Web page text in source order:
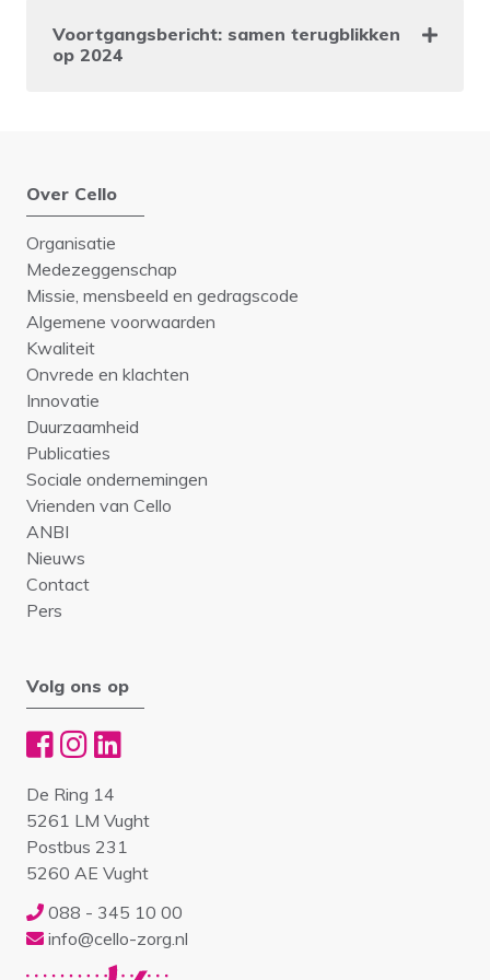
Voortgangsbericht: samen terugblikken
op 2024
Over Cello
Organisatie
Medezeggenschap
Missie, mensbeeld en gedragscode
Algemene voorwaarden
Kwaliteit
Onvrede en klachten
Innovatie
Duurzaamheid
Publicaties
Sociale ondernemingen
Vrienden van Cello
ANBI
Nieuws
Contact
Pers
Volg ons op
De Ring 14
5261 LM Vught
Postbus 231
5260 AE Vught
088 - 345 10 00
info@cello-zorg.nl